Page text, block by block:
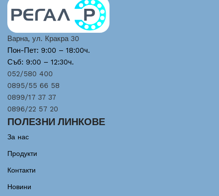
Варна, ул. Кракра 30
Пон-Пет: 9:00 – 18:00ч.
Съб: 9:00 – 12:30ч.
052/580 400
0895/55 66 58
0899/17 37 37
0896/22 57 20
ПОЛЕЗНИ ЛИНКОВЕ
За нас
Продукти
Контакти
Новини